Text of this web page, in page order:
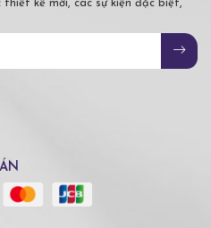
kế mới, các sự kiện đặc biệt,